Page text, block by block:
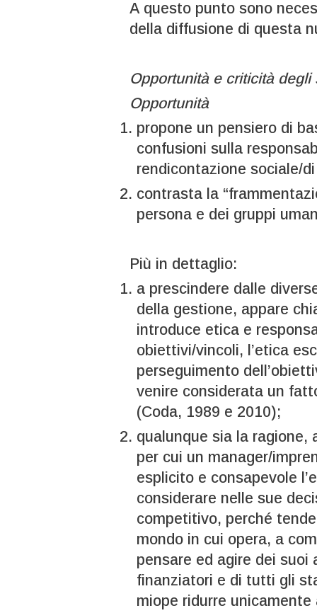
A questo punto sono
della diffusione di questa
Opportunità e criticità
Opportunità
propone un pensiero di
confusioni sulla
rendicontazione sociale/
contrasta la
persona e dei gruppi
Più in dettaglio:
a prescindere dalle
della gestione, appare
introduce etica e
obiettivi/vincoli, l’etica
perseguimento
venire considerata un
(Coda, 1989 e 2010);
qualunque sia la ragione,
per cui un manager/
esplicito e consapevole
considerare nelle sue
competitivo, perché
mondo in cui opera, a
pensare ed agire dei
finanziatori e di tutti gli
miope ridurre unicamente